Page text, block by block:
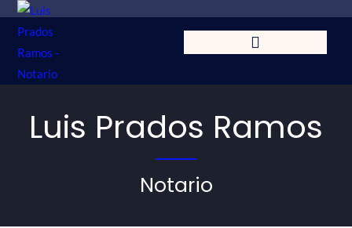
contenido
Luis Prados Ramos
Notario